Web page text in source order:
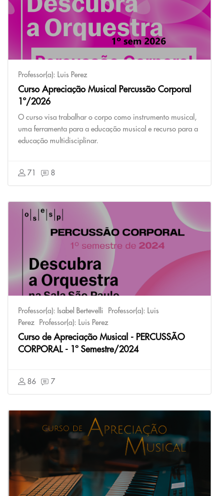
Professor(a): Luis Perez
Curso Apreciação Musical Percussão Corporal
1º/2026
O curso visa trabalhar o corpo como instrumento musical,
uma ferramenta para a educação musical e recurso para a
educação multidisciplinar.
71 8
Professor(a): Isabel Bertevelli Professor(a): Luis
Perez
Professor(a): Luis Perez
Curso de Apreciação Musical - PERCUSSÃO
CORPORAL - 1º Semestre/2024
86 7